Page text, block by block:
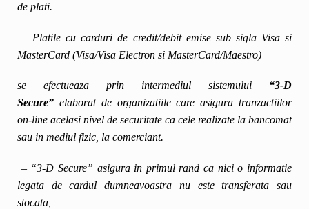
de plati.
– Platile cu carduri de credit/debit emise sub sigla Visa si
MasterCard (Visa/Visa Electron si MasterCard/Maestro)
se efectueaza prin intermediul sistemului “3-D
Secure” elaborat de organizatiile care asigura tranzactiilor
on-line acelasi nivel de securitate ca cele realizate la bancomat
sau in mediul fizic, la comerciant.
– “3-D Secure” asigura in primul rand ca nici o informatie
legata de cardul dumneavoastra nu este transferata sau
stocata,